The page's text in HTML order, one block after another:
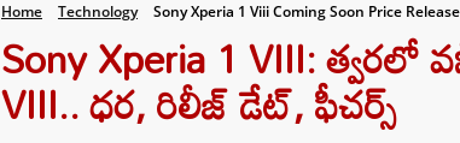
Home Technology Sony Xperia 1 Viii Coming Soon Price
Sony Xperia 1 VIII: త్వరలో
VIII.. ధర, రిలీజ్ డేట్, ఫీచర్స్